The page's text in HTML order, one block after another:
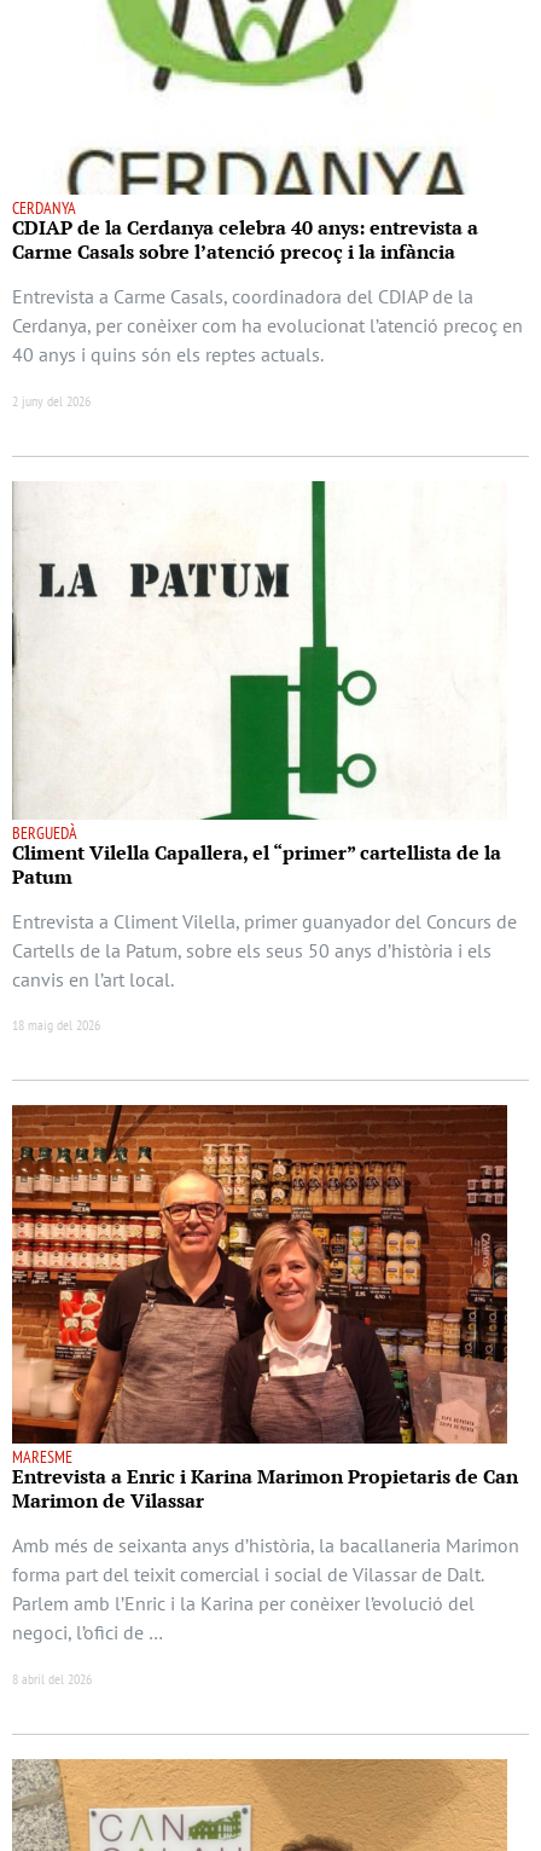
CERDANYA
CDIAP de la Cerdanya celebra 40 anys: entrevista a
Carme Casals sobre l’atenció precoç i la infància
Entrevista a Carme Casals, coordinadora del CDIAP de la
Cerdanya, per conèixer com ha evolucionat l’atenció precoç en
40 anys i quins són els reptes actuals.
2 juny del 2026
BERGUEDÀ
Climent Vilella Capallera, el “primer” cartellista de la
Patum
Entrevista a Climent Vilella, primer guanyador del Concurs de
Cartells de la Patum, sobre els seus 50 anys d’història i els
canvis en l’art local.
18 maig del 2026
MARESME
Entrevista a Enric i Karina Marimon Propietaris de Can
Marimon de Vilassar
Amb més de seixanta anys d’història, la bacallaneria Marimon
forma part del teixit comercial i social de Vilassar de Dalt.
Parlem amb l’Enric i la Karina per conèixer l’evolució del
negoci, l’ofici de …
8 abril del 2026